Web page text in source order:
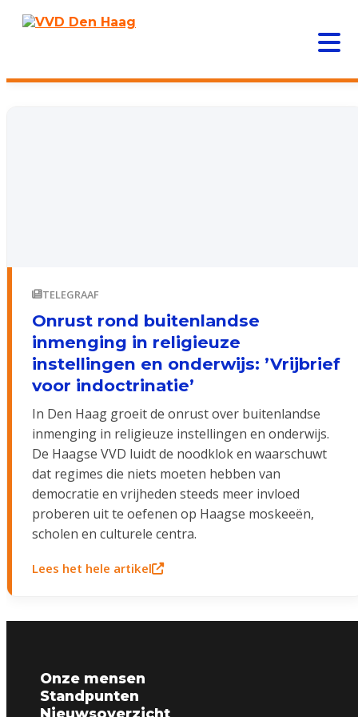
TELEGRAAF
Onrust rond buitenlandse
inmenging in religieuze
instellingen en onderwijs: ’Vrijbrief
voor indoctrinatie’
In Den Haag groeit de onrust over buitenlandse
inmenging in religieuze instellingen en onderwijs.
De Haagse VVD luidt de noodklok en waarschuwt
dat regimes die niets moeten hebben van
democratie en vrijheden steeds meer invloed
proberen uit te oefenen op Haagse moskeeën,
scholen en culturele centra.
Lees het hele artikel
Onze mensen
Standpunten
Nieuwsoverzicht